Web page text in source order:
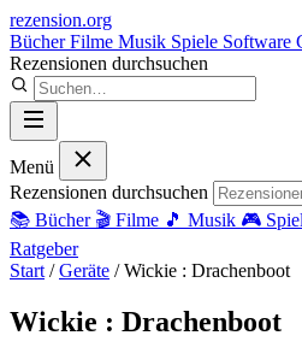
rezension.org
BücherFilme Musik Spiele Software
Rezensionen durchsuchen
Menü
Rezensionen durchsuchen
📚 Bücher 🎬 Filme 🎵 Musik 🎮
Ratgeber
Start / Geräte / Wickie : Drachenboot
Wickie : Drachenboot